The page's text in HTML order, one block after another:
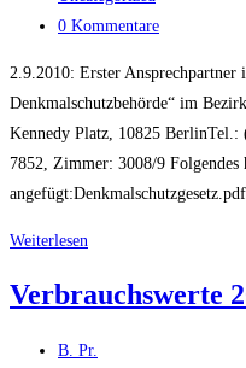
Kategorie:
Beitrags-
0 Kommentare
2.9.2010: Erster Ansprechpartner
Denkmalschutzbehörde“ im
Kennedy Platz, 10825
7852, Zimmer: 3008/9 Folgendes
Weiterlesen
Verbrauchswerte
Beitrags-
B. Pr.